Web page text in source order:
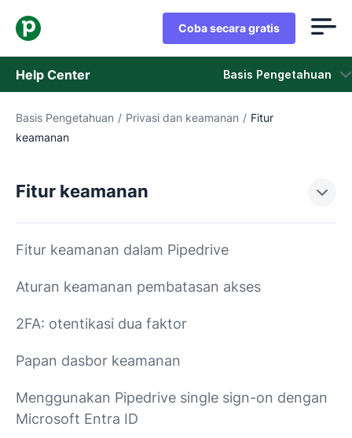
Coba secara gratis
Help Center Basis Pengetahuan
Basis Pengetahuan
Hubungi Staf Dukungan
Basis Pengetahuan / Privasi dan keamanan / Fitur
keamanan
Fitur keamanan
Fitur keamanan dalam Pipedrive
Aturan keamanan pembatasan akses
2FA: otentikasi dua faktor
Papan dasbor keamanan
Menggunakan Pipedrive single sign-on dengan
Microsoft Entra ID